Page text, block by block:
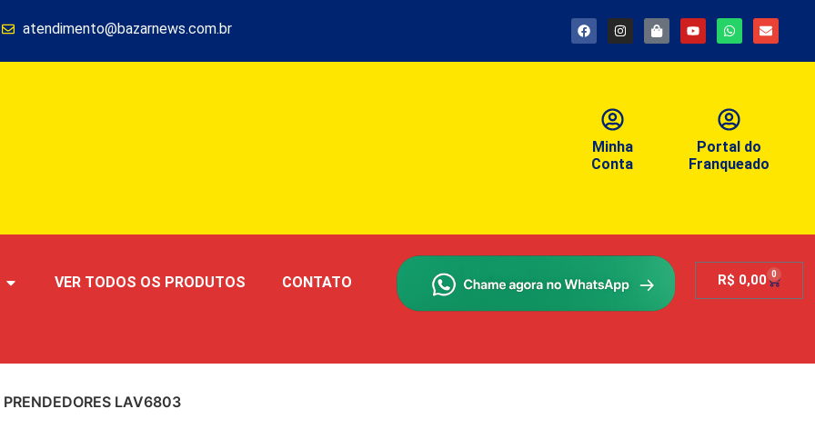
atendimento@bazarnews.com.br
Minha
Conta
Portal do
Franqueado
VER TODOS OS PRODUTOS CONTATO R$ 0,00 0
LAV6803